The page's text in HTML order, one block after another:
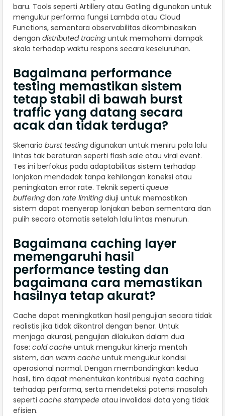
baru. Tools seperti Artillery atau Gatling digunakan untuk
mengukur performa fungsi Lambda atau Cloud
Functions, sementara observabilitas dikombinasikan
dengan distributed tracing untuk memahami dampak
skala terhadap waktu respons secara keseluruhan.
Bagaimana performance
testing memastikan sistem
tetap stabil di bawah burst
traffic yang datang secara
acak dan tidak terduga?
Skenario burst testing digunakan untuk meniru pola lalu
lintas tak beraturan seperti flash sale atau viral event.
Tes ini berfokus pada adaptabilitas sistem terhadap
lonjakan mendadak tanpa kehilangan koneksi atau
peningkatan error rate. Teknik seperti queue
buffering dan rate limiting diuji untuk memastikan
sistem dapat menyerap lonjakan beban sementara dan
pulih secara otomatis setelah lalu lintas menurun.
Bagaimana caching layer
memengaruhi hasil
performance testing dan
bagaimana cara memastikan
hasilnya tetap akurat?
Cache dapat meningkatkan hasil pengujian secara tidak
realistis jika tidak dikontrol dengan benar. Untuk
menjaga akurasi, pengujian dilakukan dalam dua
fase: cold cache untuk mengukur kinerja mentah
sistem, dan warm cache untuk mengukur kondisi
operasional normal. Dengan membandingkan kedua
hasil, tim dapat menentukan kontribusi nyata caching
terhadap performa, serta mendeteksi potensi masalah
seperti cache stampede atau invalidasi data yang tidak
efisien.